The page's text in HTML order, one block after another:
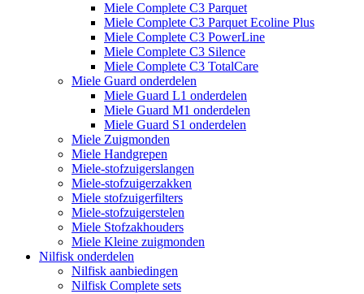
Miele Complete C3 Parquet
Miele Complete C3 Parquet Ecoline Plus
Miele Complete C3 PowerLine
Miele Complete C3 Silence
Miele Complete C3 TotalCare
Miele Guard onderdelen
Miele Guard L1 onderdelen
Miele Guard M1 onderdelen
Miele Guard S1 onderdelen
Miele Zuigmonden
Miele Handgrepen
Miele-stofzuigerslangen
Miele-stofzuigerzakken
Miele stofzuigerfilters
Miele-stofzuigerstelen
Miele Stofzakhouders
Miele Kleine zuigmonden
Nilfisk onderdelen
Nilfisk aanbiedingen
Nilfisk Complete sets